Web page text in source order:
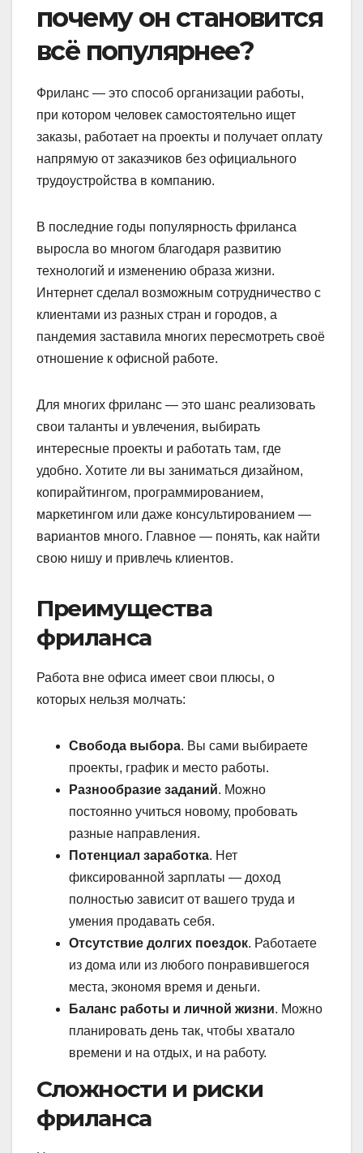
почему он становится
всё популярнее?
Фриланс — это способ организации работы,
при котором человек самостоятельно ищет
заказы, работает на проекты и получает оплату
напрямую от заказчиков без официального
трудоустройства в компанию.
В последние годы популярность фриланса
выросла во многом благодаря развитию
технологий и изменению образа жизни.
Интернет сделал возможным сотрудничество с
клиентами из разных стран и городов, а
пандемия заставила многих пересмотреть своё
отношение к офисной работе.
Для многих фриланс — это шанс реализовать
свои таланты и увлечения, выбирать
интересные проекты и работать там, где
удобно. Хотите ли вы заниматься дизайном,
копирайтингом, программированием,
маркетингом или даже консультированием —
вариантов много. Главное — понять, как найти
свою нишу и привлечь клиентов.
Преимущества
фриланса
Работа вне офиса имеет свои плюсы, о
которых нельзя молчать:
Свобода выбора. Вы сами выбираете
проекты, график и место работы.
Разнообразие заданий. Можно
постоянно учиться новому, пробовать
разные направления.
Потенциал заработка. Нет
фиксированной зарплаты — доход
полностью зависит от вашего труда и
умения продавать себя.
Отсутствие долгих поездок. Работаете
из дома или из любого понравившегося
места, экономя время и деньги.
Баланс работы и личной жизни. Можно
планировать день так, чтобы хватало
времени и на отдых, и на работу.
Сложности и риски
фриланса